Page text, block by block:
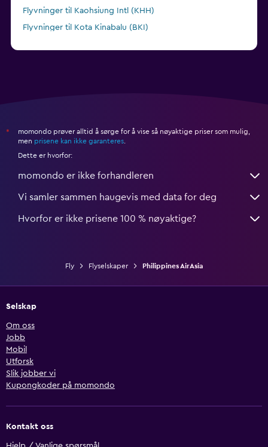
Flyvninger til Kaohsiung Intl (KHH)
Flyvninger til Kota Kinabalu (BKI)
*
momondo prøver alltid å sørge for å vise så nøyaktige priser som mulig,
men prisene kan ikke garanteres
Dette er hvorfor:
momondo er ikke forhandleren
Vi samler sammen haugevis med data for deg
Hvorfor er ikke prisene 100 % nøyaktige?
Fly Flyselskaper Philippines AirAsia
Selskap
Om oss
Jobb
Mobil
Utforsk
Slik jobber vi
Kupongkoder på momondo
Kontakt oss